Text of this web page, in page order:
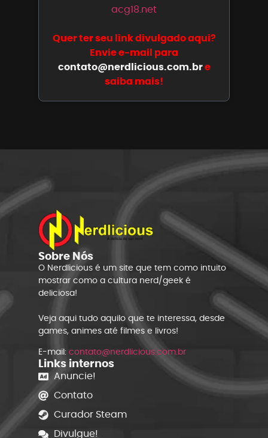
acg18.net
Quer ter seu link divulgado aqui?
Envie e-mail para
contato@nerdlicious.com.bre
saiba mais!
Sobre Nós
O Nerdlicious é um site que tem como intuito
mostrar como a cultura nerd/geek é
deliciosa!
Veja aqui tudo aquilo que te interessa, desde
games, animes até filmes e livros!
E-mail: contato@nerdlicious.com.br
Links internos
Anuncie!
Contato
Curador Steam
Divulgue!